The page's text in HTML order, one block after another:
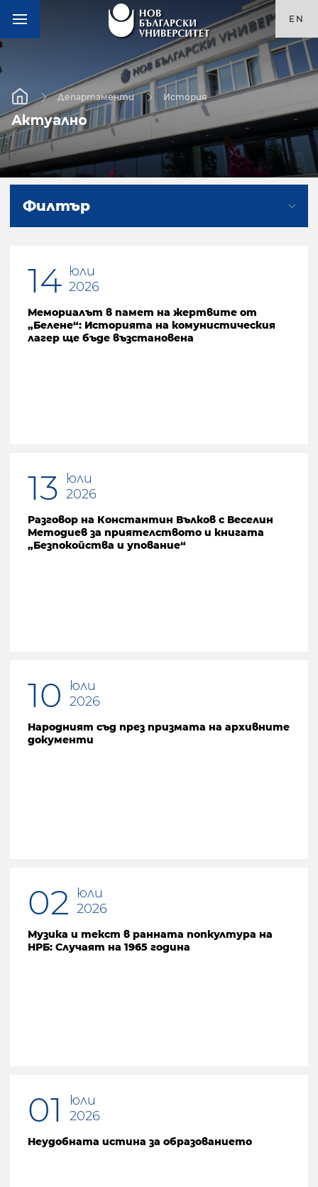
EN
Департаменти История
Актуално
Филтър
14 юли
2026
Мемориалът в памет на жертвите от
„Белене“: Историята на комунистическия
лагер ще бъде възстановена
13
юли
2026
Разговор на Константин Вълков с Веселин
Методиев за приятелството и книгата
„Безпокойства и упование“
10
юли
2026
Народният съд през призмата на архивните
документи
02
юли
2026
Музика и текст в ранната попкултура на
НРБ: Случаят на 1965 година
01
юли
2026
Неудобната истина за образованието